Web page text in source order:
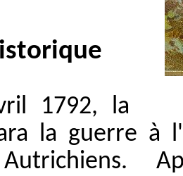
1792, la
la guerre à